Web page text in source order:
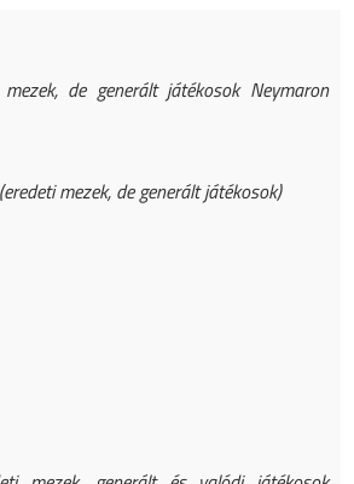
de generált játékosok Neymaron
mezek, de generált játékosok)